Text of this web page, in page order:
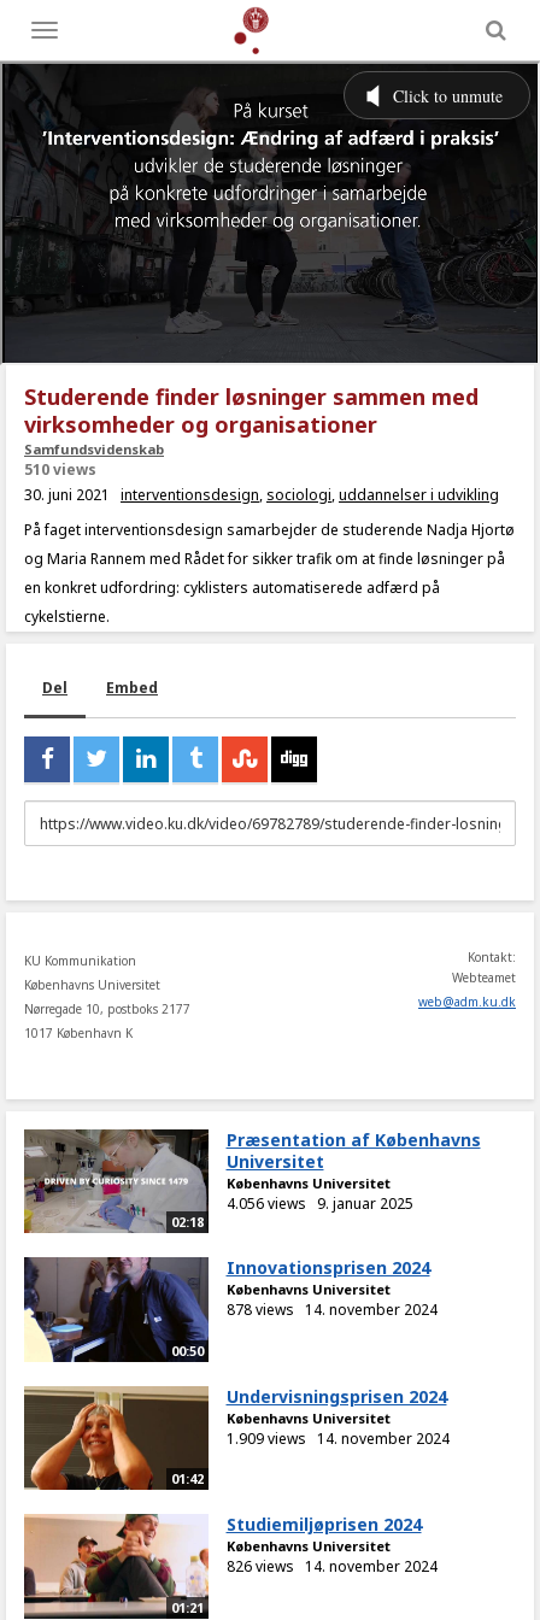
Toggle
menu
Studerende finder løsninger sammen med
virksomheder og organisationer
Samfundsvidenskab
510 views
30. juni 2021
interventionsdesign, sociologi,uddannelser i udvikling
På faget interventionsdesign samarbejder de studerende Nadja Hjortø
og Maria Rannem med Rådet for sikker trafik om at finde løsninger på
en konkret udfordring: cyklisters automatiserede adfærd på
cykelstierne.
Del Embed
URL
to
KU Kommunikation
Københavns Universitet
Nørregade 10, postboks 2177
1017 København K
Kontakt:
Webteamet
web@adm.ku.dk
02:18
Præsentation af Københavns
Universitet
Københavns Universitet
4.056 views 9. januar 2025
00:50
Innovationsprisen 2024
Københavns Universitet
878 views 14. november 2024
01:42
Undervisningsprisen 2024
Københavns Universitet
1.909 views 14. november 2024
01:21
Studiemiljøprisen 2024
Københavns Universitet
826 views 14. november 2024